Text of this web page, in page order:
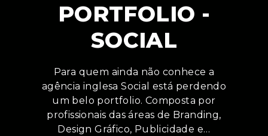
PORTFOLIO -
SOCIAL
Para quem ainda não conhece a
agência inglesa Social está perdendo
um belo portfolio. Composta por
profissionais das áreas de Branding,
Design Gráfico, Publicidade e…